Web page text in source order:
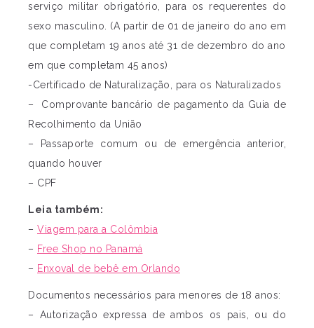
serviço militar obrigatório, para os requerentes do
sexo masculino. (A partir de 01 de janeiro do ano em
que completam 19 anos até 31 de dezembro do ano
em que completam 45 anos)
-Certificado de Naturalização, para os Naturalizados
– Comprovante bancário de pagamento da Guia de
Recolhimento da União
– Passaporte comum ou de emergência anterior,
quando houver
– CPF
Leia também:
– Viagem para a Colômbia
– Free Shop no Panamá
– Enxoval de bebê em Orlando
Documentos necessários para menores de 18 anos:
– Autorização expressa de ambos os pais, ou do